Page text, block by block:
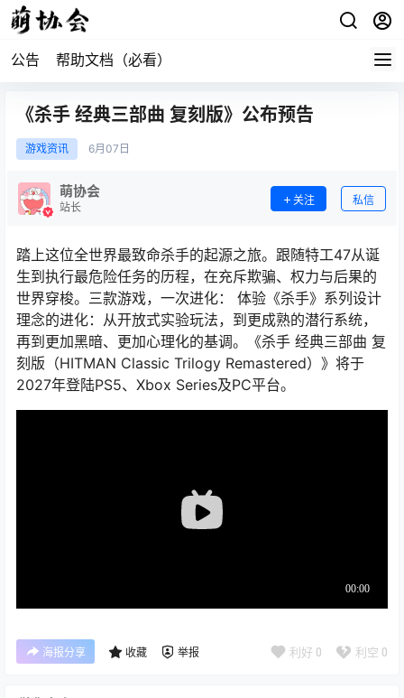
公告 帮助文档（必看）
《杀手 经典三部曲 复刻版》公布预告
游戏资讯 6月 07日
萌协会
站长
关注 私信
踏上这位全世界最致命杀手的起源之旅。跟随特工47从诞
生到执行最危险任务的历程，在充斥欺骗、权力与后果的
世界穿梭。三款游戏，一次进化： 体验《杀手》系列设计
理念的进化：从开放式实验玩法，到更成熟的潜行系统，
再到更加黑暗、更加心理化的基调。《杀手 经典三部曲 复
刻版（HITMAN Classic Trilogy Remastered）》将于
2027年登陆PS5、Xbox Series及PC平台。
海报分享 收藏 举报 利好 0 利空 0